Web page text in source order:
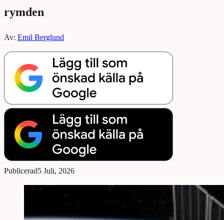
rymden
Av: Emil Berglund
Publicerad5 Juli, 2026